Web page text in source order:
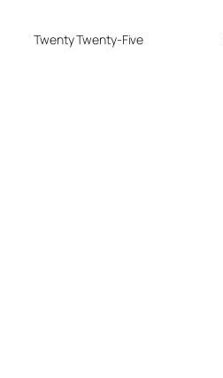
Twenty Twenty-Five